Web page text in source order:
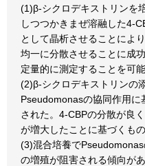
(1)β-シクロデキストリンを
しつつかきまぜ溶融した4-
として晶析させることによ
均一に分散させることに成
定量的に測定することを可能
(2)β-シクロデキストリンの
Pseudomonasの協同作用に
された。4-CBPの分散が良
が増大したことに基づくも
(3)混合培養で
の増殖が阻害される傾向が